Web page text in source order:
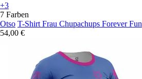
+3
7 Farben
Otso T-Shirt Frau Chupachups Forever Fun
54,00 €